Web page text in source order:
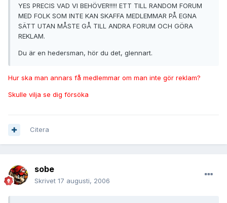
YES PRECIS VAD VI BEHÖVER!!!!! ETT TILL RANDOM FORUM
MED FOLK SOM INTE KAN SKAFFA MEDLEMMAR PÅ EGNA
SÄTT UTAN MÅSTE GÅ TILL ANDRA FORUM OCH GÖRA
REKLAM.
Du är en hedersman, hör du det, glennart.
Hur ska man annars få medlemmar om man inte gör reklam?
Skulle vilja se dig försöka
Citera
sobe
Skrivet 17 augusti, 2006